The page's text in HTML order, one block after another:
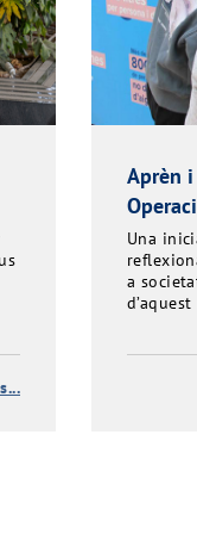
Aprèn
Una
a